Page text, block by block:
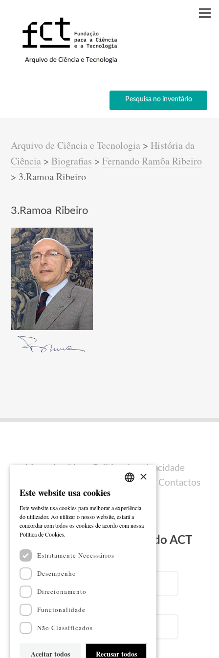
Pesquisa no inventário
Arquivo de Ciência e Tecnologia >História da
Ciência >Biografias >Fernando Ramôa Ribeiro
> 3.Ramoa Ribeiro
3.Ramoa Ribeiro
Mapa do sítio
Política de privacidade
Ficha técnica Contactos
Subscreva a Newsletter do ACT
ENGLISH
×
Este website usa cookies
Este website usa cookies para melhorar a experiência
do utilizador. Ao utilizar o nosso website, estará a
concordar com todos os cookies de acordo com nossa
Política de Cookies.
Estritamente Necessários
Desempenho
Direcionamento
Funcionalidade
Não Classificados
Aceitar todos Recusar todos